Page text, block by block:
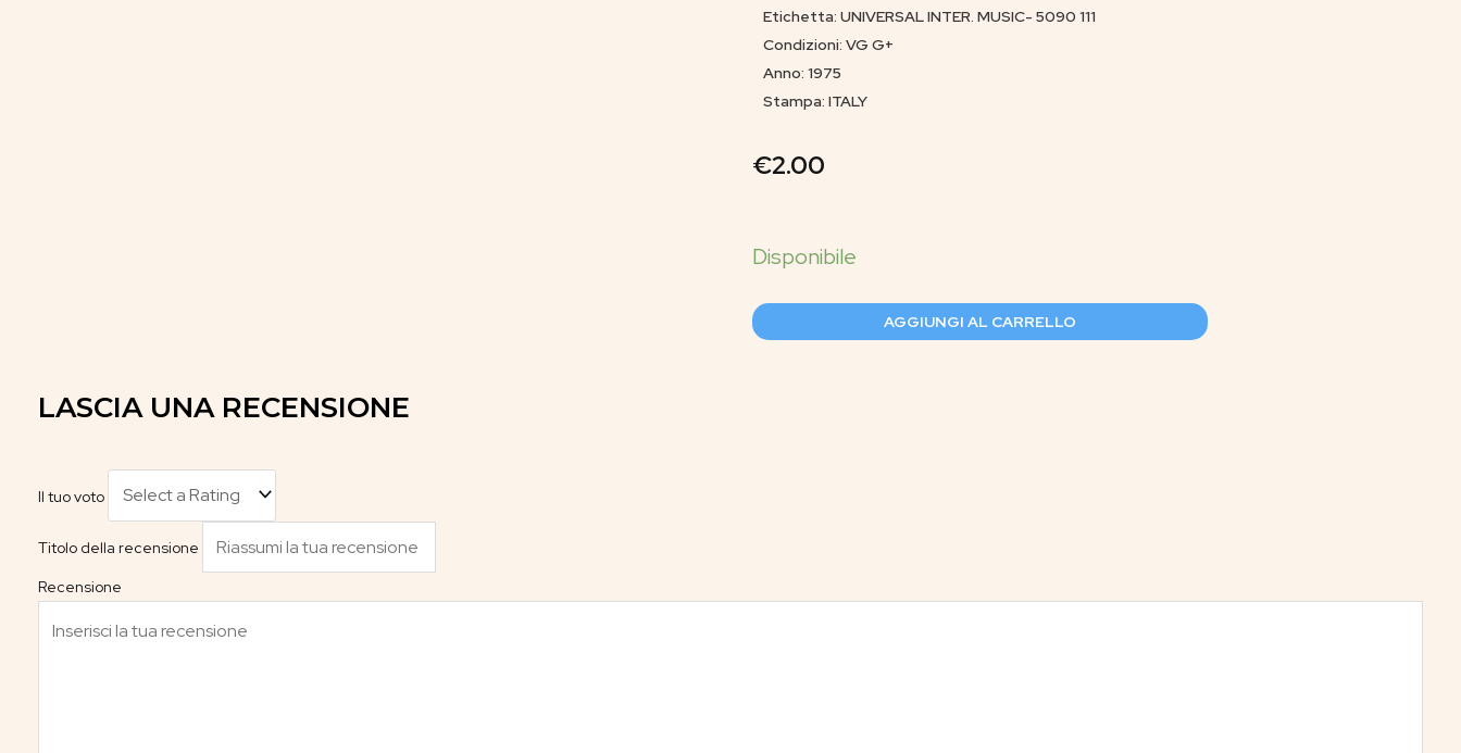
Etichetta: UNIVERSAL INTER. MUSIC- 5090 111
Condizioni: VG G+
Anno: 1975
Stampa: ITALY
€2.00
AGGIUNGI AL CARRELLO
LASCIA UNA RECENSIONE
Il tuo voto
Titolo della recensione
Recensione